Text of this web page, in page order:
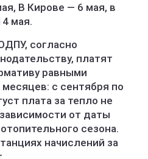
В Кирове — 6 мая, в
мая.
согласно
платят
равными
с сентября по
плата за тепло не
от даты
сезона.
начислений за